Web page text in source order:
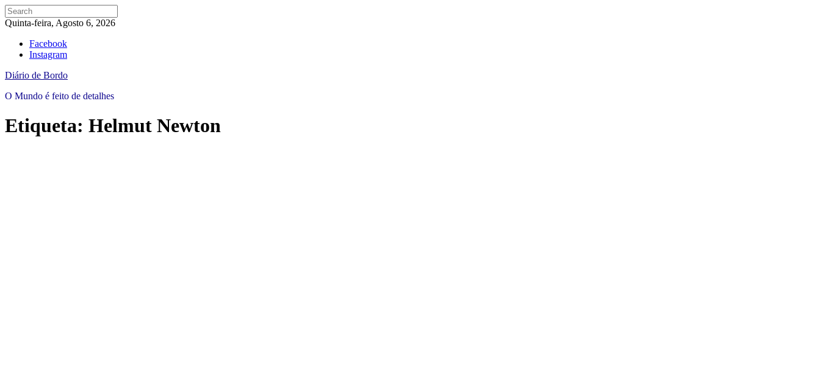
Quinta-feira, Agosto 6, 2026
Facebook
Instagram
Diário de Bordo
O Mundo é feito de detalhes
Etiqueta: Helmut Newton